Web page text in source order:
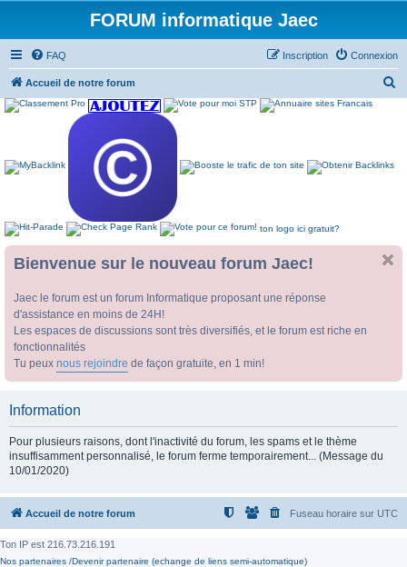
FORUM informatique Jaec
FAQ Connexion
Inscription
Accueil de notre forum
ton logo ici gratuit?
Bienvenue sur le nouveau forum Jaec!
Jaec le forum est un forum Informatique proposant une réponse
d'assistance en moins de 24H!
Les espaces de discussions sont très diversifiés, et le forum est riche en
fonctionnalités
Tu peux nous rejoindre de façon gratuite, en 1 min!
Information
Pour plusieurs raisons, dont l'inactivité du forum, les spams et le thème
insuffisamment personnalisé, le forum ferme temporairement... (Message du
10/01/2020)
Accueil de notre forum Fuseau horaire sur UTC
Ton IP est 216.73.216.191
Nos partenaires /Devenir partenaire (echange de liens semi-automatique)